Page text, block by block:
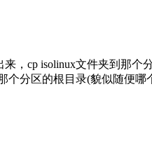
，cp isolinux文件夹到那个
分区的根目录(貌似随便哪